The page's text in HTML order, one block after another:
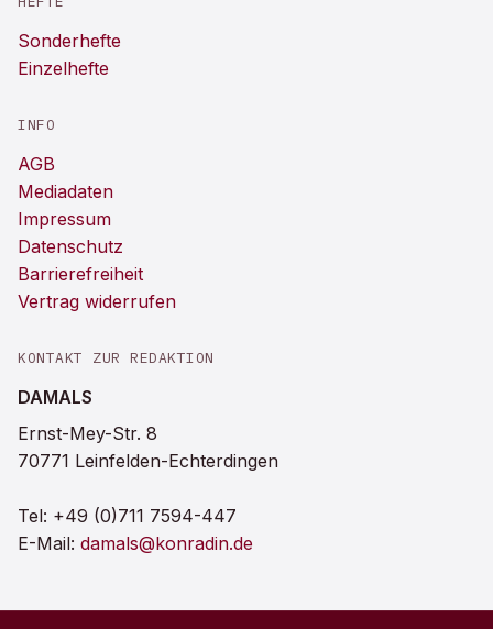
Sonderhefte
Einzelhefte
INFO
AGB
Mediadaten
Impressum
Datenschutz
Barrierefreiheit
Vertrag widerrufen
KONTAKT ZUR REDAKTION
DAMALS
Ernst-Mey-Str. 8
70771 Leinfelden-Echterdingen
Tel: +49 (0)711 7594-447
E-Mail: damals@konradin.de